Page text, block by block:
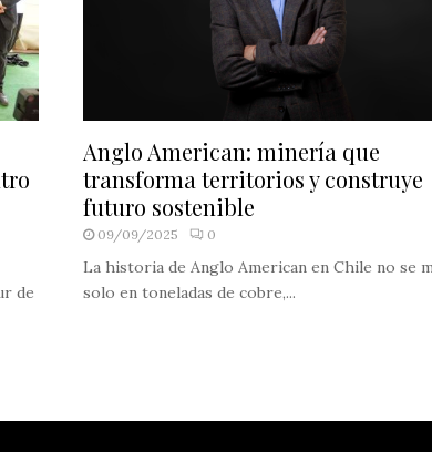
de
Anglo American: minería que
transforma territorios y construye
futuro sostenible
09/09/2025 0
La historia de Anglo American en Chile no se
solo en toneladas de cobre,...